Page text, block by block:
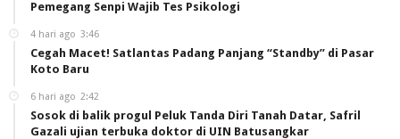
Pemegang Senpi Wajib Tes Psikologi
4 hari ago 3:46
Cegah Macet! Satlantas Padang Panjang “Standby” di Pasar
Koto Baru
6 hari ago 2:42
Sosok di balik progul Peluk Tanda Diri Tanah Datar, Safril
Gazali ujian terbuka doktor di UIN Batusangkar